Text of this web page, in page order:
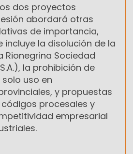
dos proyectos
abordará otras
de importancia,
incluye la disolución de la
Rionegrina Sociedad
la prohibición de
uso en
y propuestas
procesales y
empresarial